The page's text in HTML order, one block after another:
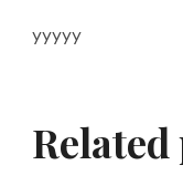
yyyyy